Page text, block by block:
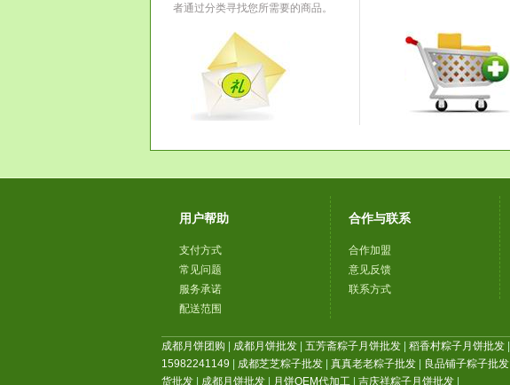
者通过分类寻找您所需要的商品。
用户帮助
支付方式
常见问题
服务承诺
配送范围
合作与联系
合作加盟
意见反馈
联系方式
成都月饼团购 成都月饼批发 五芳斋粽子月饼批发 稻香村粽子月饼批发
15982241149
成都芝芝粽子批发 真真老老粽子批发 良品铺子粽子批发
货批发
成都月饼批发 月饼OEM代加工 吉庆祥粽子月饼批发